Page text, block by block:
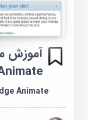
Animate
Animate